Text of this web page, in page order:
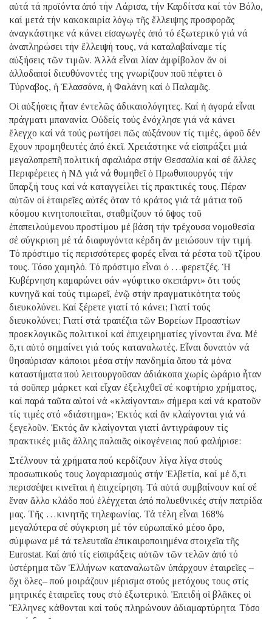
αὐτά τά προϊόντα ἀπό τήν Λάρισα, τήν Καρδίτσα καί τόν Βόλο,
καί μετά τήν κακοκαιρία λόγῳ τῆς ἔλλειψης προσφορᾶς
ἀναγκάστηκε νά κάνει εἰσαγωγές ἀπό τό ἐξωτερικό γιά νά
ἀναπληρώσει τήν ἔλλειψή τους, νά καταλαβαίναμε τίς
αὐξήσεις τῶν τιμῶν. Ἀλλά εἶναι λίαν ἀμφίβολον ἄν οἱ
ἀλλοδαποί διευθύνοντές της γνωρίζουν ποῦ πέφτει ὁ
Τύρναβος, ἡ Ἐλασσόνα, ἡ Φαλάνη καί ὁ Παλαμᾶς.
Οἱ αὐξήσεις ἦταν ἐντελῶς ἀδικαιολόγητες. Καί ἡ ἀγορά εἶναι
πράγματι μπανανία. Οὐδείς τούς ἐνόχλησε γιά νά κάνει
ἔλεγχο καί νά τούς ρωτήσει πῶς αὐξάνουν τίς τιμές, ἀφοῦ δέν
ἔχουν προμηθευτές ἀπό ἐκεῖ. Χρειάστηκε νά εἰσπράξει μιά
μεγαλοπρεπῆ πολιτική σφαλιάρα στήν Θεσσαλία καί σέ ἄλλες
Περιφέρειες ἡ ΝΔ γιά νά θυμηθεῖ ὁ Πρωθυπουργός τήν
ὕπαρξή τους καί νά καταγγείλει τίς πρακτικές τους. Πέραν
αὐτῶν οἱ ἑταιρεῖες αὐτές ὅταν τό κράτος γιά τά μάτια τοῦ
κόσμου κινητοποιεῖται, σταθμίζουν τό ὕψος τοῦ
ἐπαπειλούμενου προστίμου μέ βάση τήν τρέχουσα νομοθεσία
σέ σύγκριση μέ τά διαφυγόντα κέρδη ἄν μειώσουν τήν τιμή.
Τό πρόστιμο τίς περισσότερες φορές εἶναι τά ρέστα τοῦ τζίρου
τους. Τόσο χαμηλό. Τό πρόστιμο εἶναι ὁ …φερετζές. Ἡ
Κυβέρνηση καμαρώνει σάν «γύφτικο σκεπάρνι» ὅτι τούς
κυνηγᾶ καί τούς τιμωρεῖ, ἐνῷ στήν πραγματικότητα τούς
διευκολύνει. Καί ξέρετε γιατί τό κάνει; Γιατί τούς
διευκολύνει; Γιατί στά τραπέζια τῶν Βορείων Προαστίων
προεκλογικῶς πολιτικοί καί ἐπιχειρηματίες γίνονται ἕνα. Μέ
ὅ,τι αὐτό σημαίνει γιά τούς καταναλωτές. Εἶναι δυνατόν νά
θησαύρισαν κάποιοι μέσα στήν πανδημία ὅπου τά μόνα
καταστήματα πού λειτουργοῦσαν ἀδιάκοπα χωρίς ὡράριο ἦταν
τά σοῦπερ μάρκετ καί εἶχαν ἐξελιχθεῖ σέ κοφτήριο χρήματος,
καί παρά ταῦτα αὐτοί νά «κλαίγονται» σήμερα καί νά κρατοῦν
τίς τιμές στό «διάστημα»; Ἐκτός καί ἄν κλαίγονται γιά νά
ξεγελοῦν. Ἐκτός ἄν κλαίγονται γιατί ἀντιγράφουν τίς
πρακτικές μιᾶς ἄλλης παλαιᾶς οἰκογένειας πού φαλήρισε:
Στέλνουν τά χρήματα πού κερδίζουν λίγα λίγα στούς
προσωπικούς τους λογαριασμούς στήν Ἑλβετία, καί μέ ὅ,τι
περισσέψει κινεῖται ἡ ἐπιχείρηση. Τά αὐτά συμβαίνουν καί σέ
ἕναν ἄλλο κλάδο πού ἐλέγχεται ἀπό πολυεθνικές στήν πατρίδα
μας. Τῆς …κινητῆς τηλεφωνίας. Τά τέλη εἶναι 168%
μεγαλύτερα σέ σύγκριση μέ τόν εὐρωπαϊκό μέσο ὅρο,
σύμφωνα μέ τά τελευταῖα ἐπικαιροποιημένα στοιχεῖα τῆς
Eurostat. Καί ἀπό τίς εἰσπράξεις αὐτῶν τῶν τελῶν ἀπό τό
ὑστέρημα τῶν Ἑλλήνων καταναλωτῶν ὑπάρχουν ἑταιρεῖες –
ὄχι ὅλες– πού μοιράζουν μέρισμα στούς μετόχους τους στίς
μητρικές ἑταιρεῖες τους στό ἐξωτερικό. Ἐπειδή οἱ βλᾶκες οἱ
Ἕλληνες κάθονται καί τούς πληρώνουν ἀδιαμαρτύρητα. Τόσο